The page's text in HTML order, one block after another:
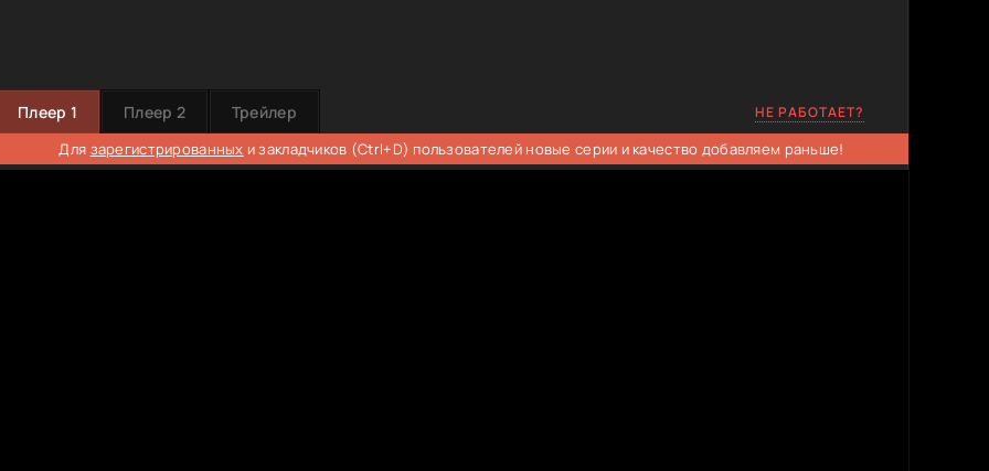
Плеер 1 Плеер 2 Трейлер НЕ РАБОТАЕТ?
Для зарегистрированных и закладчиков (Ctrl+D) пользователей новые серии и качество добавляем раньше!